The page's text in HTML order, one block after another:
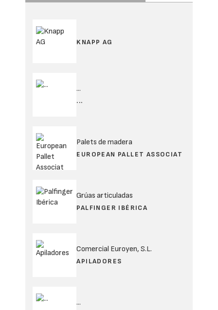
KNAPP AG
...
...
Palets de madera
EUROPEAN PALLET ASSOCIAT
Grúas articuladas
PALFINGER IBÉRICA
Comercial Euroyen, S.L.
APILADORES
...